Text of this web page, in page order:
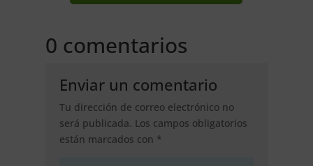
0 comentarios
Enviar un comentario
Tu dirección de correo electrónico no
será publicada. Los campos obligatorios
están marcados con *